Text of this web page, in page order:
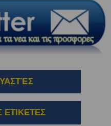
ΕΤΙΚΕΤΕΣ